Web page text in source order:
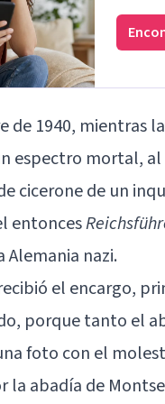
de 1940, mientras
espectro mortal,
cicerone de un
entonces
Alemania nazi.
el encargo,
porque tanto el
foto con el
la abadía de